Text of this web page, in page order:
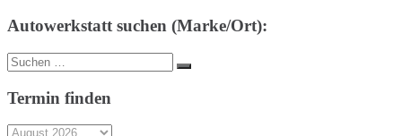
Autowerkstatt suchen (Marke/Ort):
Suche
nach:
Suchen
Termin finden